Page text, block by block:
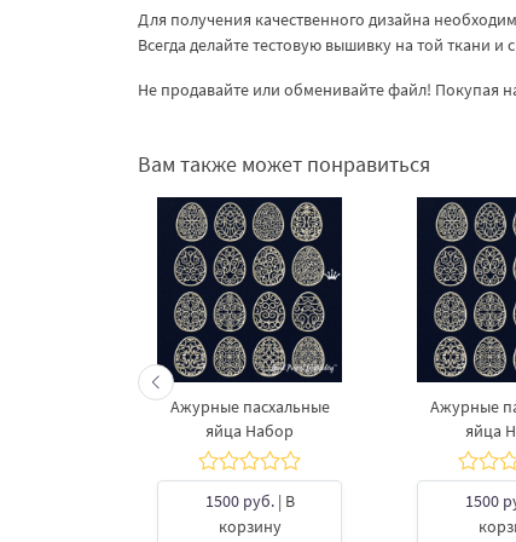
Для получения качественного дизайна
Всегда делайте тестовую вышивку на той ткани
Не продавайте или обменивайте файл! Покупая
Вам также может понравиться
Ажурные пасхальные
яйца Набор
1500 руб.| В
корзину
Ажурные
яйца
1500